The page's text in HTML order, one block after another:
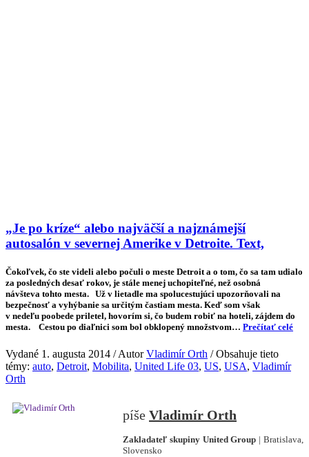
„Je po kríze“ alebo najväčší a najznámejší
autosalón v severnej Amerike v Detroite. Text,
Čokoľvek, čo ste videli alebo počuli o meste Detroit a o tom, čo sa tam udialo
za posledných desať rokov, je stále menej uchopiteľné, než osobná
návšteva tohto mesta. Už v lietadle ma spolucestujúci upozorňovali na
bezpečnosť a vyhýbanie sa určitým častiam mesta. Keď som však
v nedeľu poobede priletel, hovorím si, čo budem robiť na hoteli, zájdem do
mesta. Cestou po diaľnici som bol obklopený množstvom… Prečítať celé
Vydané 1. augusta 2014 / AutorVladimír Orth / Obsahuje tieto
témy: auto, Detroit, Mobilita, United Life 03, US, USA, Vladimír
Orth
Vladimír Orth
Zakladateľ skupiny United Group | Bratislava,
Slovensko